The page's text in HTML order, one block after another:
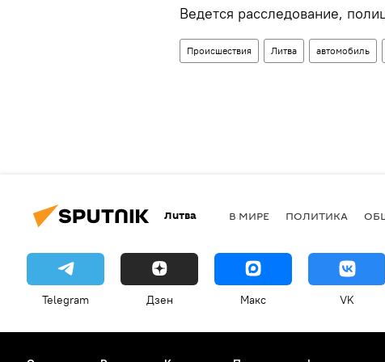
Ведется расследование,
Происшествия Литва автомобиль
Литва В МИРЕ ПОЛИТИКА
Telegram Дзен Макс VK